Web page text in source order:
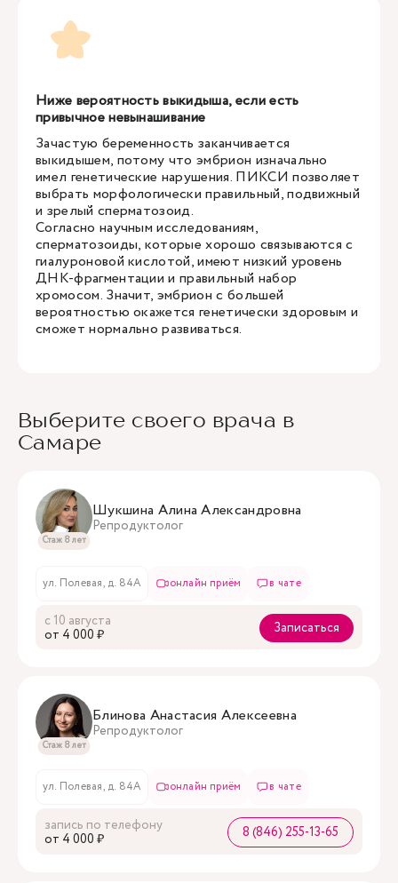
Ниже вероятность выкидыша, если есть
привычное невынашивание
Зачастую беременность заканчивается
выкидышем, потому что эмбрион изначально
имел генетические нарушения. ПИКСИ позволяет
выбрать морфологически правильный, подвижный
и зрелый сперматозоид.
Согласно научным исследованиям,
сперматозоиды, которые хорошо связываются с
гиалуроновой кислотой, имеют низкий уровень
ДНК-фрагментации и правильный набор
хромосом. Значит, эмбрион с большей
вероятностью окажется генетически здоровым и
сможет нормально развиваться.
Выберите своего врача в
Самаре
Стаж 8 лет
Шукшина Алина Александровна
Репродуктолог
ул. Полевая, д. 84А онлайн приём в чате
с 10 августа
oт 4 000 ₽
Записаться
Стаж 8 лет
Блинова Анастасия Алексеевна
Репродуктолог
ул. Полевая, д. 84А онлайн приём в чате
запись по телефону
oт 4 000 ₽
8 (846) 255-13-65